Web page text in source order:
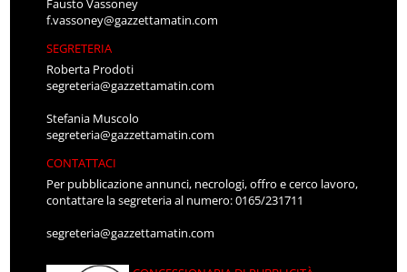
Fausto Vassoney
f.vassoney@gazzettamatin.com
SEGRETERIA
Roberta Prodoti
segreteria@gazzettamatin.com
Stefania Muscolo
segreteria@gazzettamatin.com
CONTATTACI
Per pubblicazione annunci, necrologi, offro e cerco lavoro,
contattare la segreteria al numero: 0165/231711
segreteria@gazzettamatin.com